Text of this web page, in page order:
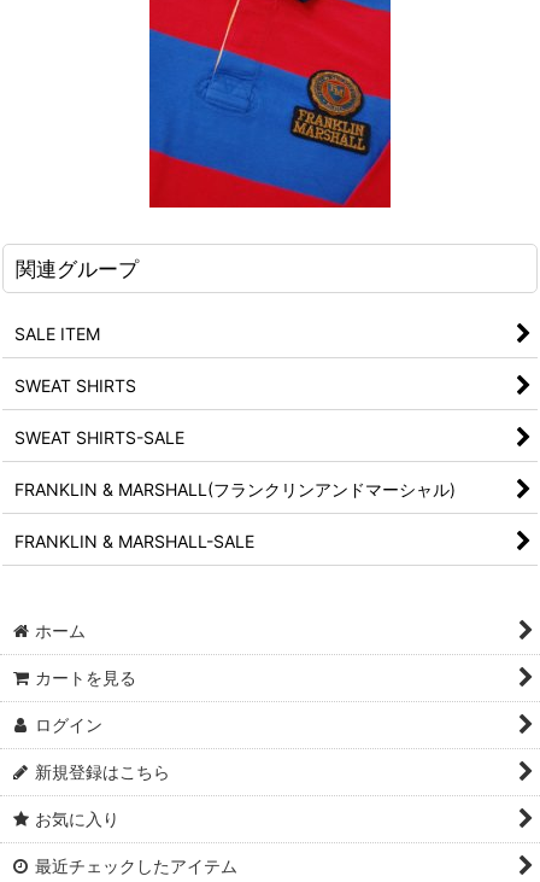
関連グループ
SALE ITEM
SWEAT SHIRTS
SWEAT SHIRTS-SALE
FRANKLIN & MARSHALL(フランクリンアンドマーシャル)
FRANKLIN & MARSHALL-SALE
ホーム
カートを見る
ログイン
新規登録はこちら
お気に入り
最近チェックしたアイテム